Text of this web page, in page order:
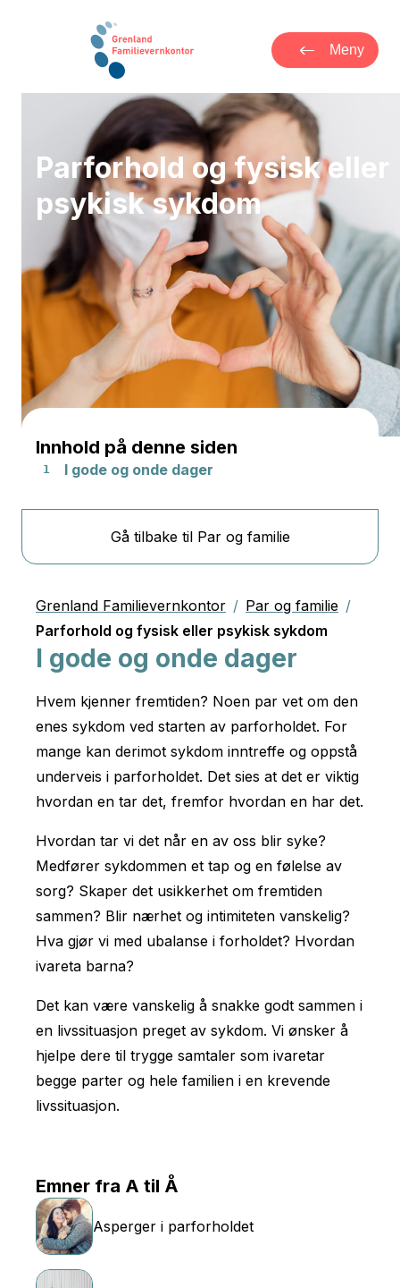
Meny
Parforhold og fysisk eller
psykisk sykdom
Grenland Familievernkontor / Par og familie /
Parforhold og fysisk eller psykisk sykdom
I gode og onde dager
Hvem kjenner fremtiden? Noen par vet om den
enes sykdom ved starten av parforholdet. For
mange kan derimot sykdom inntreffe og oppstå
underveis i parforholdet. Det sies at det er viktig
hvordan en tar det, fremfor hvordan en har det.
Hvordan tar vi det når en av oss blir syke?
Medfører sykdommen et tap og en følelse av
sorg? Skaper det usikkerhet om fremtiden
sammen? Blir nærhet og intimiteten vanskelig?
Hva gjør vi med ubalanse i forholdet? Hvordan
ivareta barna?
Det kan være vanskelig å snakke godt sammen i
en livssituasjon preget av sykdom. Vi ønsker å
hjelpe dere til trygge samtaler som ivaretar
begge parter og hele familien i en krevende
livssituasjon.
Emner fra A til Å
Asperger i parforholdet
Innhold på denne siden
I gode og onde dager
Gå tilbake til Par og familie